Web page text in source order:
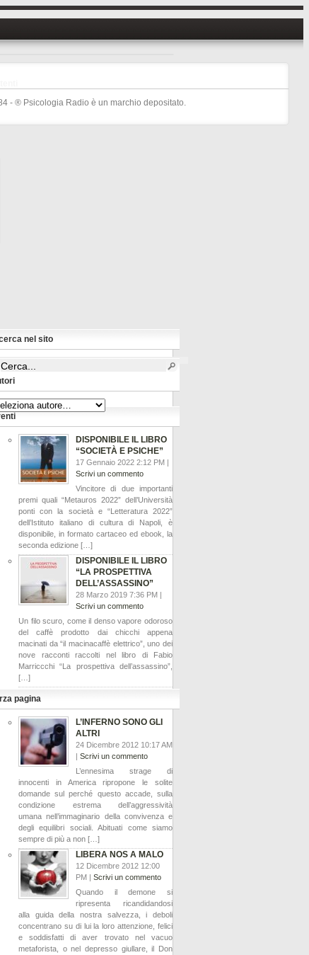
nel sito
DISPONIBILE IL LIBRO
“SOCIETÀ E PSICHE”
17 Gennaio 2022 2:12 PM |
Scrivi un commento
Vincitore di due importanti
premi quali “Metauros 2022” dell’Università
ponti con la società e “Letteratura 2022”
dell’Istituto italiano di cultura di Napoli, è
disponibile, in formato cartaceo ed ebook, la
seconda edizione […]
DISPONIBILE IL LIBRO
“LA PROSPETTIVA
DELL’ASSASSINO”
28 Marzo 2019 7:36 PM |
Scrivi un commento
Un filo scuro, come il denso vapore odoroso
del caffè prodotto dai chicchi appena
macinati da “il macinacaffè elettrico”, uno dei
nove racconti raccolti nel libro di Fabio
Marriccchi “La prospettiva dell’assassino”,
[…]
pagina
L’INFERNO SONO GLI
ALTRI
24 Dicembre 2012 10:17 AM
| Scrivi un commento
L’ennesima strage di
innocenti in America ripropone le solite
domande sul perché questo accade, sulla
condizione estrema dell’aggressività
umana nell’immaginario della convivenza e
degli equilibri sociali. Abituati come siamo
sempre di più a non […]
LIBERA NOS A MALO
12 Dicembre 2012 12:00
PM | Scrivi un commento
Quando il demone si
ripresenta ricandidandosi
alla guida della nostra salvezza, i deboli
concentrano su di lui la loro attenzione, felici
e soddisfatti di aver trovato nel vacuo
metaforista, o nel depresso giullare, il Don
- ® Psicologia Radio è un marchio depositato.